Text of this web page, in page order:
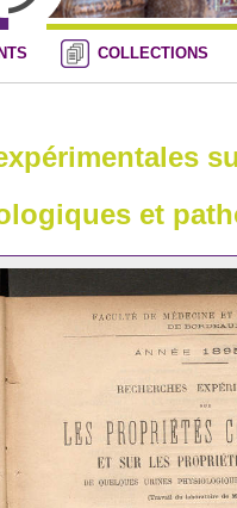
COLLECTIONS
et